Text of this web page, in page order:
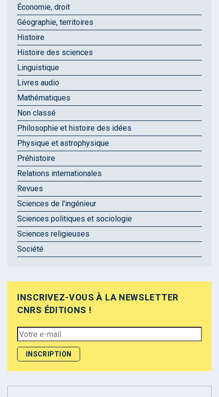
Économie, droit
Géographie, territoires
Histoire
Histoire des sciences
Linguistique
Livres audio
Mathématiques
Non classé
Philosophie et histoire des idées
Physique et astrophysique
Préhistoire
Relations internationales
Revues
Sciences de l'ingénieur
Sciences politiques et sociologie
Sciences religieuses
Société
INSCRIVEZ-VOUS À LA NEWSLETTER
CNRS ÉDITIONS !